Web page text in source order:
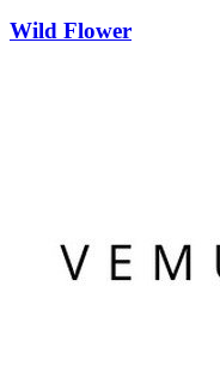
Wild Flower